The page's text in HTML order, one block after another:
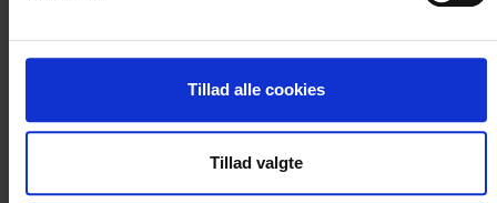
Tillad alle cookies
Tillad valgte
Klik
for
at
åben
cookiepanel